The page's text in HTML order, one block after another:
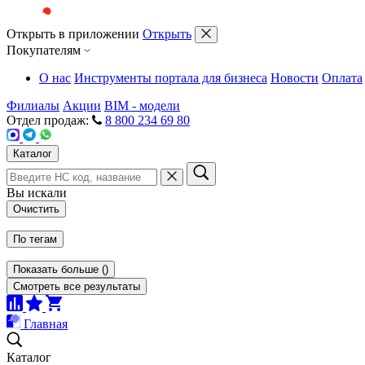
Открыть в приложении Открыть
Покупателям
О нас Инструменты портала для бизнеса Новости Оплата
Филиалы Акции BIM - модели
Отдел продаж:
8 800 234 69 80
Каталог
Вы искали
Очистить
По тегам
Показать больше ()
Смотреть все результаты
Главная
Каталог